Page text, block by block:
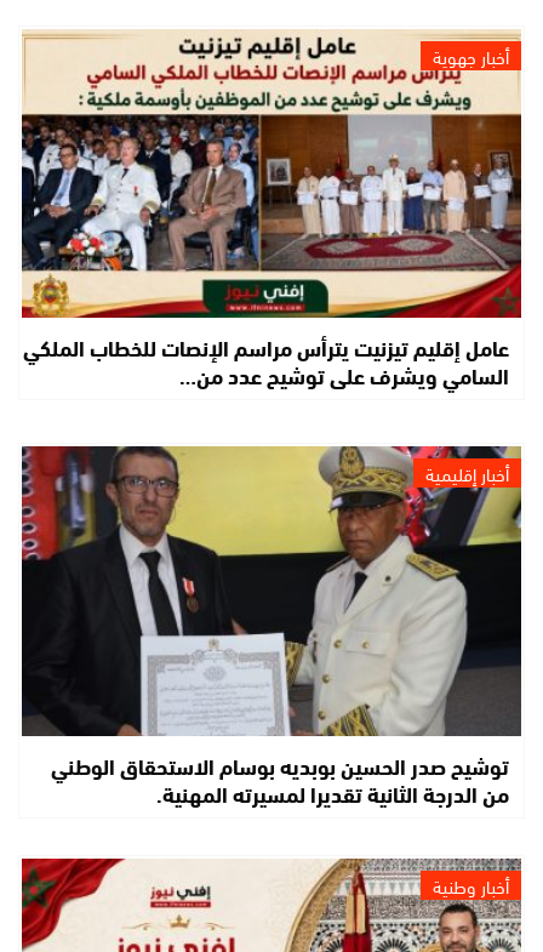
أخبار جهوية
عامل إقليم تيزنيت يترأس مراسم الإنصات للخطاب الملكي
السامي ويشرف على توشيح عدد من…
أخبار إقليمية
توشيح صدر الحسين بوبديه بوسام الاستحقاق الوطني
من الدرجة الثانية تقديرا لمسيرته المهنية.
أخبار وطنية